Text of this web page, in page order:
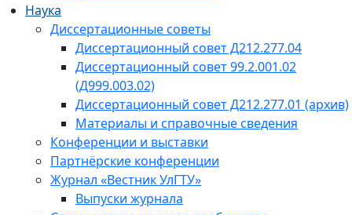
Наука
Диссертационные советы
Диссертационный совет Д212.277.04
Диссертационный совет 99.2.001.02
(Д999.003.02)
Диссертационный совет Д212.277.01 (архив)
Материалы и справочные сведения
Конференции и выставки
Партнёрские конференции
Журнал «Вестник УлГТУ»
Выпуски журнала